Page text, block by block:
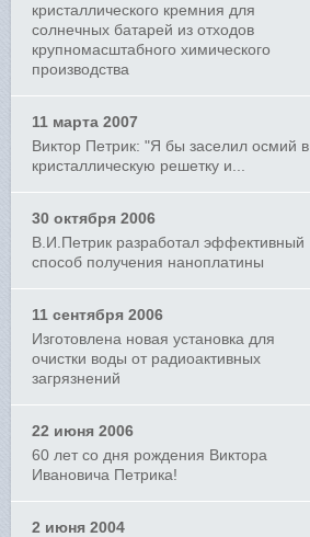
кристаллического кремния для
солнечных батарей из отходов
крупномасштабного химического
производства
11 марта 2007
Виктор Петрик: "Я бы заселил осмий в
кристаллическую решетку и...
30 октября 2006
В.И.Петрик разработал эффективный
способ получения наноплатины
11 сентября 2006
Изготовлена новая установка для
очистки воды от радиоактивных
загрязнений
22 июня 2006
60 лет со дня рождения Виктора
Ивановича Петрика!
2 июня 2004